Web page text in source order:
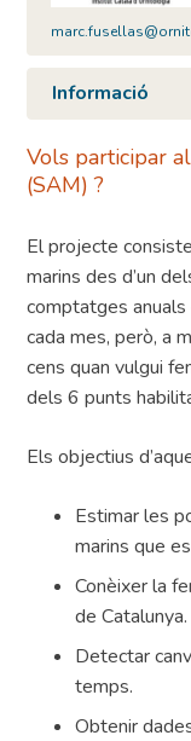
Informació
Vols participar
(SAM) ?
El projecte
marins des d’un
comptatges
cada mes, però, a
cens quan vulgui
dels 6 punts
Els objectius
Estimar les
marins que
Conèixer la
de Catalunya.
Detectar
temps.
Obtenir